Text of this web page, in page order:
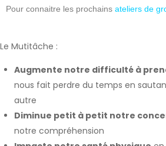
Pour connaitre les prochains ateliers de
Le Mutitâche :
Augmente notre difficulté à
nous fait perdre du temps en
autre
Diminue petit à petit notre
notre compréhension